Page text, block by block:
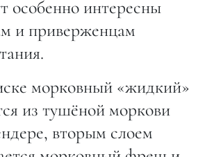
особенно интересны
и приверженцам
морковный «жидкий»
из тушёной моркови
вторым слоем